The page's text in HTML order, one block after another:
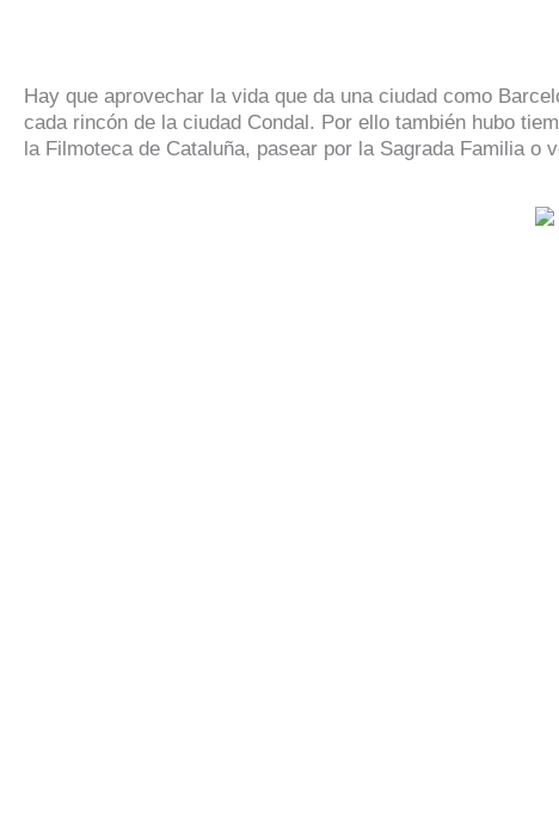
Hay que aprovechar la vida que da una ciudad como
cada rincón de la ciudad Condal. Por ello también hubo
la Filmoteca de Cataluña, pasear por la Sagrada Familia o